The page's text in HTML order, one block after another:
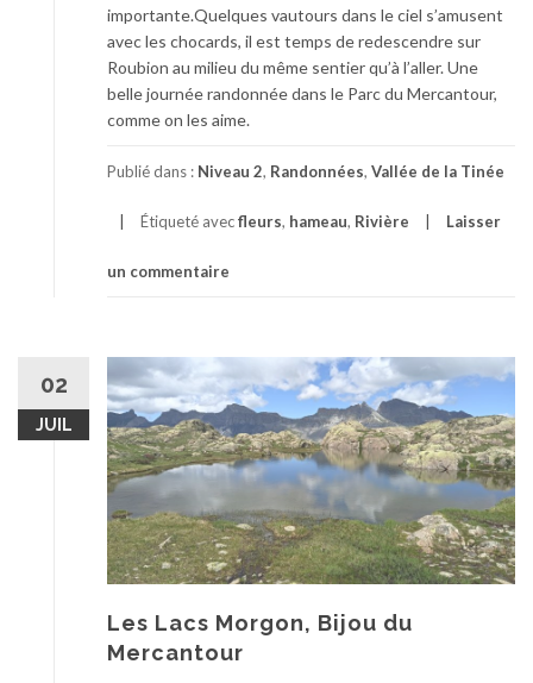
importante.Quelques vautours dans le ciel s’amusent
avec les chocards, il est temps de redescendre sur
Roubion au milieu du même sentier qu’à l’aller. Une
belle journée randonnée dans le Parc du Mercantour,
comme on les aime.
Publié dans : Niveau 2, Randonnées, Vallée de la Tinée
Étiqueté avecfleurs, hameau, Rivière Laisser
un commentaire
02
JUIL
Les Lacs Morgon, Bijou du
Mercantour